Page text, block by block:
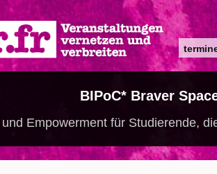
Main
BIPoC* Braver
Empowerment für Studierende,